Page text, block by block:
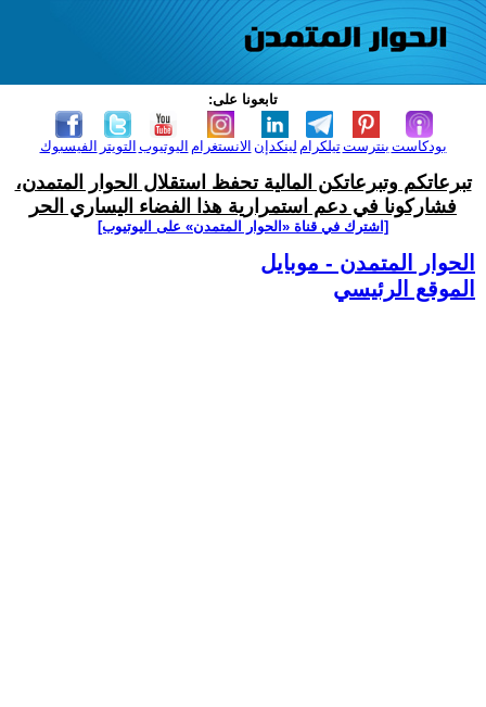
تابعونا على:
الفيسبوك التويتر اليوتيوب الانستغرام لينكدإن تيلكرامبنترست بودكاست
تبرعاتكم وتبرعاتكن المالية تحفظ استقلال الحوار المتمدن،
فشاركونا في دعم استمرارية هذا الفضاء اليساري الحر
[اشترك في قناة ‫«الحوار المتمدن» على اليوتيوب]
الحوار المتمدن - موبايل
الموقع الرئيسي